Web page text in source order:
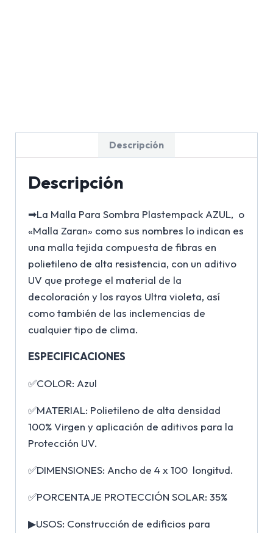
Descripción
Descripción
➡La Malla Para Sombra Plastempack AZUL, o
«Malla Zaran» como sus nombres lo indican es
una malla tejida compuesta de fibras en
polietileno de alta resistencia, con un aditivo
UV que protege el material de la
decoloración y los rayos Ultra violeta, así
como también de las inclemencias de
cualquier tipo de clima.
ESPECIFICACIONES
✅COLOR: Azul
✅MATERIAL: Polietileno de alta densidad
100% Virgen y aplicación de aditivos para la
Protección UV.
✅DIMENSIONES: Ancho de 4 x 100 longitud.
✅PORCENTAJE PROTECCIÓN SOLAR: 35%
▶USOS: Construcción de edificios para